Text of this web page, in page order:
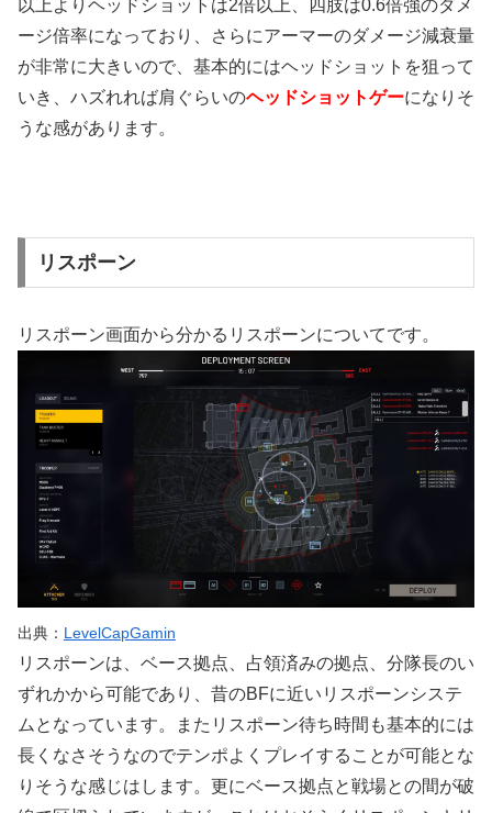
以上よりヘッドショットは2倍以上、四肢は0.6倍強のダメ
ージ倍率になっており、さらにアーマーのダメージ減衰量
が非常に大きいので、基本的にはヘッドショットを狙って
いき、ハズれれば肩ぐらいのヘッドショットゲーになりそ
うな感があります。
リスポーン
リスポーン画面から分かるリスポーンについてです。
出典： LevelCapGamin
リスポーンは、ベース拠点、占領済みの拠点、分隊長のい
ずれかから可能であり、昔のBFに近いリスポーンシステ
ムとなっています。またリスポーン待ち時間も基本的には
長くなさそうなのでテンポよくプレイすることが可能とな
りそうな感じはします。更にベース拠点と戦場との間が破